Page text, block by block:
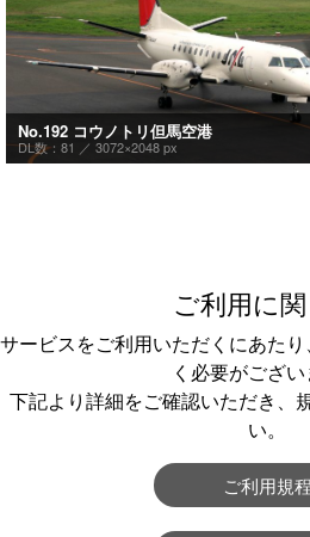
No.192 コウノトリ但馬空港
DL数：81 ／ 3072×2048 px
ご利用に
サービスをご利用いただくにあた
く必要がござい
下記より詳細をご確認いただき、
い。
ご利用規程